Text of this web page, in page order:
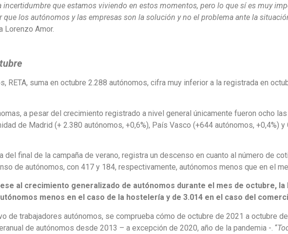
que estamos viviendo en estos momentos, pero lo que sí es muy
los autónomos y las empresas son la solución y no el problema ante la
Lorenzo Amor.
RETA, suma en octubre 2.288 autónomos, cifra muy inferior a la registrada en
a pesar del crecimiento registrado a nivel general únicamente fueron ocho
de Madrid (+ 2.380 autónomos, +0,6%), País Vasco (+644 autónomos, +0,4%) y
final de la campaña de verano, registra un descenso en cuanto al número de
de autónomos, con 417 y 184, respectivamente, autónomos menos que en el
al crecimiento generalizado de autónomos durante el mes de octubre,
menos en el caso de la hostelería y de 3.014 en el caso del
de trabajadores autónomos, se comprueba cómo de octubre de 2021 a octubre
de autónomos desde 2013 – a excepción de 2020, año de la pandemia -. “